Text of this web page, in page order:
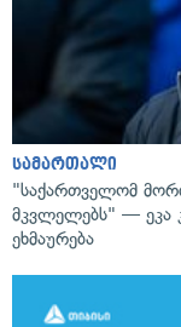
სამართალი
"საქართველომ
მკვლელებს" — ეკა
ეხმაურება